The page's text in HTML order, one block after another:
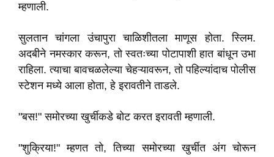
म्हणाली.
सुलतान चांगला उंचापुरा चाळिशीतला माणूस होता. स्लिम.
अदबीने नमस्कार करून, तो स्वतःच्या पोटापाशी हात बांधून उभा
राहिला. त्याचा बावचळलेल्या चेहऱ्यावरून, तो पहिल्यांदाच पोलीस
स्टेशन मध्ये आला होता, हे इरावतीने ताडले.
"बस!" समोरच्या खुर्चीकडे बोट करत इरावती म्हणाली.
"शुक्रिया!" म्हणत तो, तिच्या समोरच्या खुर्चीत अंग चोरून